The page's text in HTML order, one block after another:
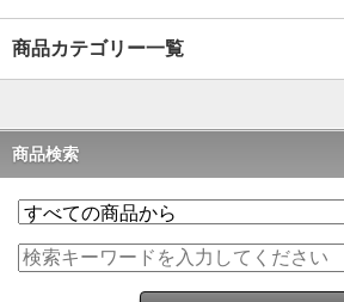
商品カテゴリー一覧
商品検索